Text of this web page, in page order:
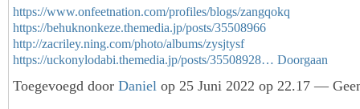
https://www.onfeetnation.com/profiles/blogs/zangqokq
https://behuknonkeze.themedia.jp/posts/35508966
http://zacriley.ning.com/photo/albums/zysjtysf
https://uckonylodabi.themedia.jp/posts/35508928… Doorgaan
Toegevoegd door Daniel op 25 Juni 2022 op 22.17 —